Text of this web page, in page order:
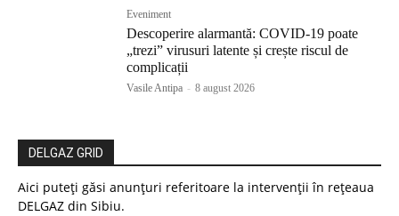
Eveniment
Descoperire alarmantă: COVID-19 poate
„trezi” virusuri latente și crește riscul de
complicații
Vasile Antipa - 8 august 2026
DELGAZ GRID
Aici puteți găsi anunțuri referitoare la intervenții în rețeaua
DELGAZ din Sibiu.